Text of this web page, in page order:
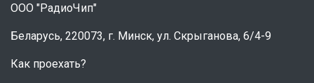
ООО "РадиоЧип"
Беларусь, 220073, г. Минск, ул. Скрыганова, 6/4-9
Как проехать?